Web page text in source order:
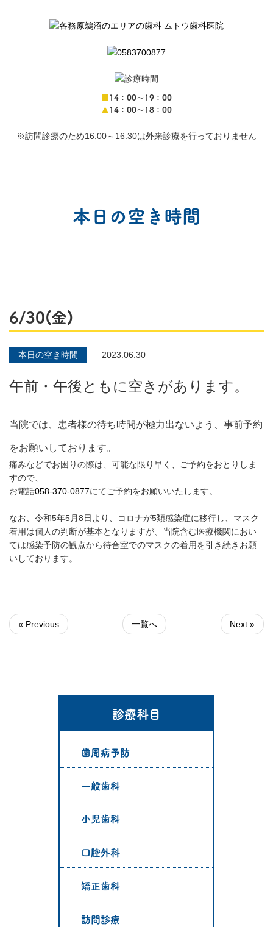
■14：00〜19：00
▲14：00〜18：00
※訪問診療のため16:00～16:30は外来診療を行っておりません
本日の空き時間
6/30(金)
本日の空き時間 2023.06.30
午前・午後ともに空きがあります。
当院では、患者様の待ち時間が極力出ないよう、事前予約
をお願いしております。
痛みなどでお困りの際は、可能な限り早く、ご予約をおとりしま
すので、
お電話058-370-0877にてご予約をお願いいたします。
なお、令和5年5月8日より、コロナが5類感染症に移行し、マスク
着用は個人の判断が基本となりますが、当院含む医療機関におい
ては感染予防の観点から待合室でのマスクの着用を引き続きお願
いしております。
« Previous 一覧へ Next »
診療科目
歯周病予防
一般歯科
小児歯科
口腔外科
矯正歯科
訪問診療